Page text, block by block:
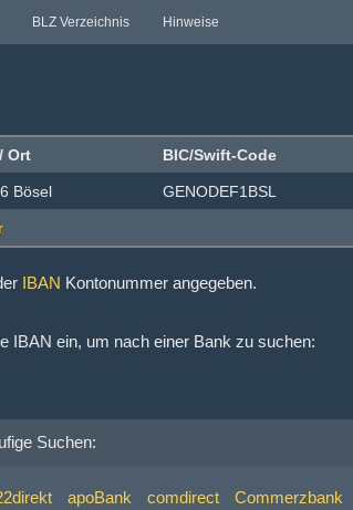
BLZ Verzeichnis Hinweise
Ort BIC/Swift-Code
Bösel GENODEF1BSL
IBAN Kontonummer angegeben.
IBAN ein, um nach einer Bank zu suchen:
Suchen:
apoBank comdirect
Commerzbank